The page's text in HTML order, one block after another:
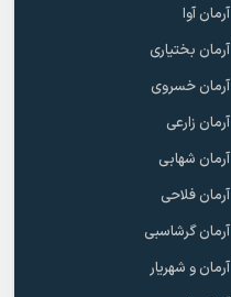
آرمان آوا
آرمان بختیاری
آرمان خسروی
آرمان زارعی
آرمان شهابی
آرمان فلاحی
آرمان گرشاسبی
آرمان و شهریار